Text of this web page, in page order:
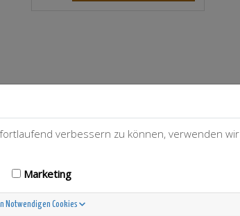
verbessern zu können, verwenden wir
Marketing
Notwendigen Cookies